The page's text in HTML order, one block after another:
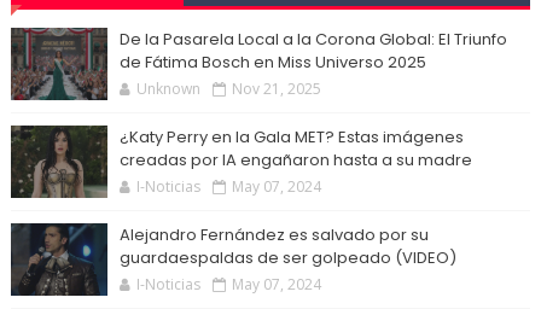
De la Pasarela Local a la Corona Global: El Triunfo
de Fátima Bosch en Miss Universo 2025
Unknown Nov 21, 2025
¿Katy Perry en la Gala MET? Estas imágenes
creadas por IA engañaron hasta a su madre
I-Noticias May 07, 2024
Alejandro Fernández es salvado por su
guardaespaldas de ser golpeado (VIDEO)
I-Noticias May 07, 2024